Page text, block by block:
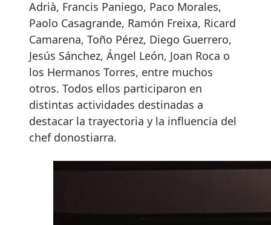
Adrià, Francis Paniego, Paco Morales,
Paolo Casagrande, Ramón Freixa, Ricard
Camarena, Toño Pérez, Diego Guerrero,
Jesús Sánchez, Ángel León, Joan Roca o
los Hermanos Torres, entre muchos
otros. Todos ellos participaron en
distintas actividades destinadas a
destacar la trayectoria y la influencia del
chef donostiarra.